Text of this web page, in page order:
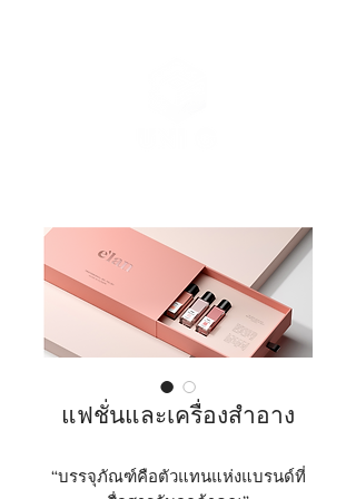
แฟชั่นและเครื่องสำอาง
“บรรจุภัณฑ์คือตัวแทนแห่งแบรนด์ที่